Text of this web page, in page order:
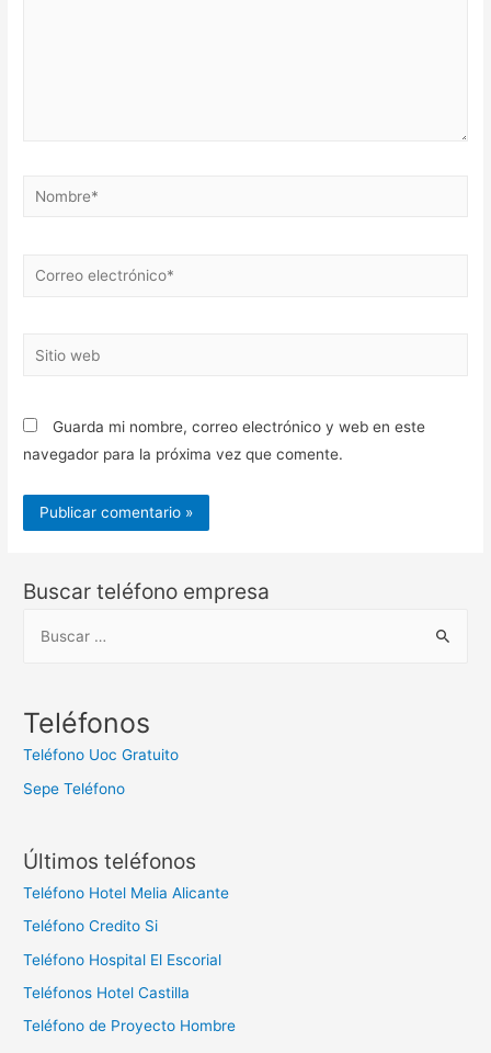
Nombre*
Correo
Sitio
Guarda mi nombre, correo electrónico y web en este
navegador para la próxima vez que comente.
Buscar teléfono empresa
c
:
Teléfonos
Teléfono Uoc Gratuito
Sepe Teléfono
Últimos teléfonos
Teléfono Hotel Melia Alicante
Teléfono Credito Si
Teléfono Hospital El Escorial
Teléfonos Hotel Castilla
Teléfono de Proyecto Hombre